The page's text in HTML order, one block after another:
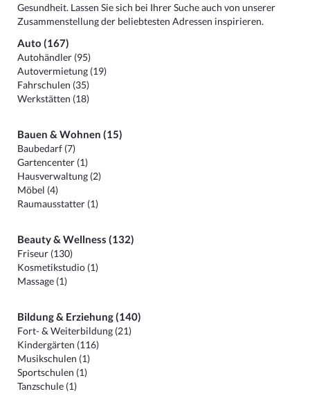
Gesundheit. Lassen Sie sich bei Ihrer Suche auch von unserer
Zusammenstellung der beliebtesten Adressen inspirieren.
Auto (167)
Autohändler (95)
Autovermietung (19)
Fahrschulen (35)
Werkstätten (18)
Bauen & Wohnen (15)
Baubedarf (7)
Gartencenter (1)
Hausverwaltung (2)
Möbel (4)
Raumausstatter (1)
Beauty & Wellness (132)
Friseur (130)
Kosmetikstudio (1)
Massage (1)
Bildung & Erziehung (140)
Fort- & Weiterbildung (21)
Kindergärten (116)
Musikschulen (1)
Sportschulen (1)
Tanzschule (1)